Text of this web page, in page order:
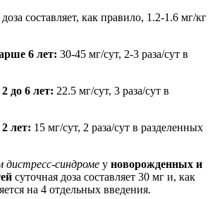
составляет, как правило, 1.2-1.6 мг/кг
6 лет: 30-45 мг/сут, 2-3 раза/сут в
до 6 лет: 22.5 мг/сут, 3 раза/сут в
лет: 15 мг/сут, 2 раза/сут в разделенных
дистресс-синдроме у новорожденных и
суточная доза составляет 30 мг и, как
на 4 отдельных введения.